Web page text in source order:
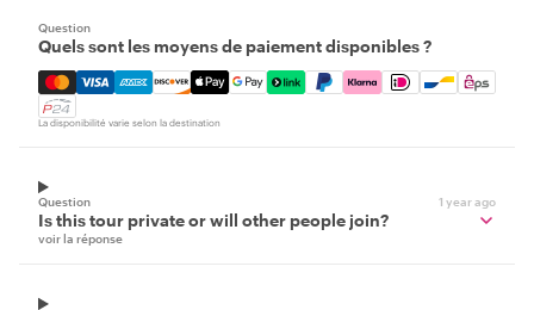
Question
Quels sont les moyens de paiement disponibles ?
Mastercard, Visa, Amex, Discover, Apple Pay, Google
La disponibilité varie selon la destination
Question 1 year ago
Is this tour private or will other people join?
voir la réponse